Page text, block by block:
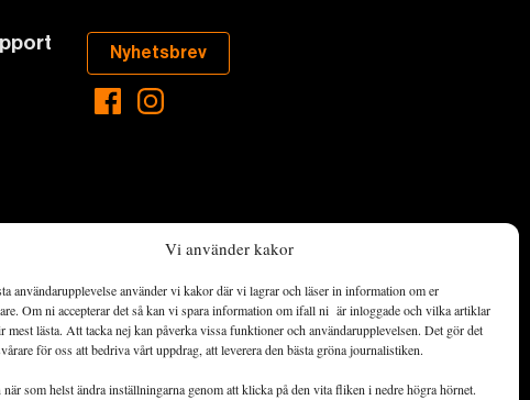
Vi använder kakor
användarupplevelse använder vi kakor där vi lagrar och läser in information om er
Om ni accepterar det så kan vi spara information om ifall ni är inloggade och vilka artiklar
mest lästa. Att tacka nej kan påverka vissa funktioner och användarupplevelsen. Det gör det
för oss att bedriva vårt uppdrag, att leverera den bästa gröna journalistiken.
som helst ändra inställningarna genom att klicka på den vita fliken i nedre högra hörnet.
Nyhetsbrev
som händer
till ett hållbart
ekonomiska